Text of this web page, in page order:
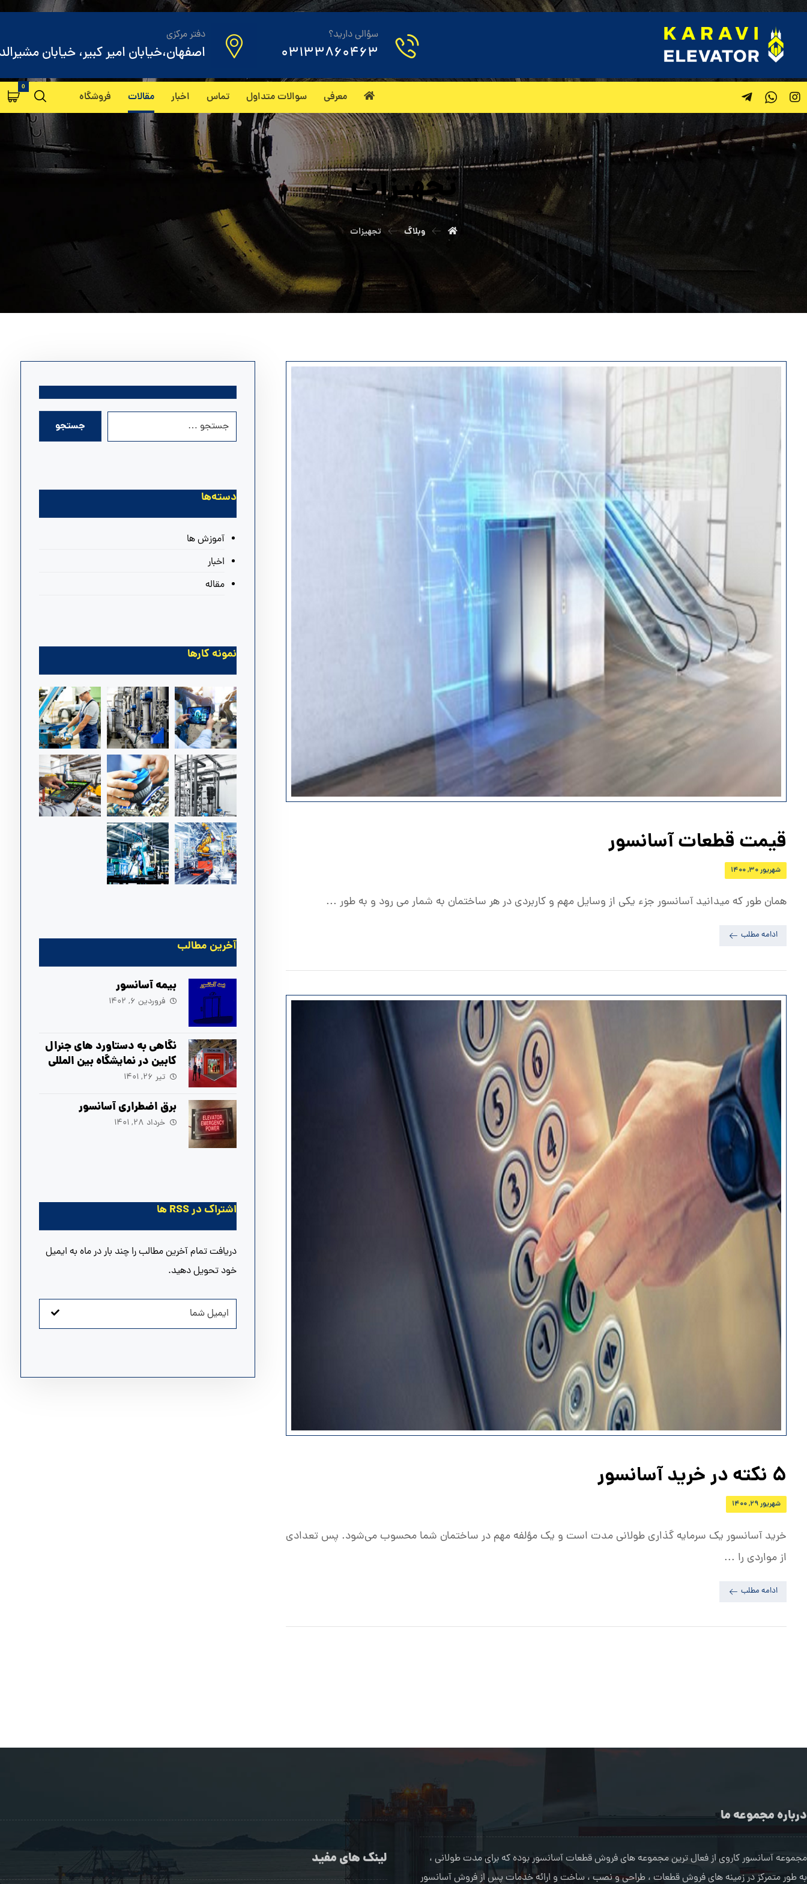
دفتر مرکزی
اصفهان،خیابان امیر کبیر، خیابان
سؤالی دارید؟
03133860463
معرفی سوالات متداول تماس اخبار مقالات فروشگاه
تجهیزات
وبلاگ تجهیزات
قیمت قطعات آسانسور
شهریور ۳۰, ۱۴۰۰
همان طور که میدانید آسانسور جزء یکی از وسایل مهم و کاربردی در هر ساختمان به شمار می رود و به طور ...
ادامه مطلب
5 نکته در خرید آسانسور
شهریور ۲۹, ۱۴۰۰
خرید آسانسور یک سرمایه گذاری طولانی مدت است و یک مؤلفه مهم در ساختمان شما محسوب می‌شود. پس تعدادی
از مواردی را ...
ادامه مطلب
دسته‌ها
آموزش ها
اخبار
مقاله
نمونه کارها
آخرین مطالب
بیمه آسانسور
فروردین ۶, ۱۴۰۲
نگاهی به دستاورد های جنرال
کابین در نمایشگاه بین المللی
آسانسور
تیر ۲۶, ۱۴۰۱
برق اضطراری آسانسور
خرداد ۲۸, ۱۴۰۱
اشتراک در RSS ها
دریافت تمام آخرین مطالب را چند بار در ماه به ایمیل
خود تحویل دهید.
درباره مجموعه ما
مجموعه آسانسور کاروی از فعال ترین مجموعه های فروش قطعات آسانسور بوده که برای مدت طولانی ،
به طور متمرکز در زمینه های فروش قطعات ، طراحی و نصب ، ساخت و ارائه خدمات پس از فروش آسانسور
لینک های مفید